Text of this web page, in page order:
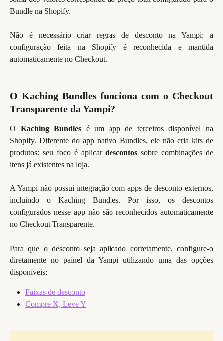
Bundle na Shopify.
Não é necessário criar regras de desconto na Yampi: a
configuração feita na Shopify é reconhecida e mantida
automaticamente no Checkout.
O Kaching Bundles funciona com o Checkout
Transparente da Yampi?
O Kaching Bundles é um app de terceiros disponível na
Shopify. Diferente do app nativo Bundles, ele não cria kits de
produtos: seu foco é aplicardescontos sobre combinações de
itens já existentes na loja.
A Yampi não possui integração com apps de desconto externos,
incluindo o Kaching Bundles. Por isso, os descontos
configurados nesse app não são reconhecidos automaticamente
no Checkout Transparente.
Para que o desconto seja aplicado corretamente, configure-o
diretamente no painel da Yampi utilizando uma das opções
disponíveis:
Faixas de desconto
Compre X, Leve Y